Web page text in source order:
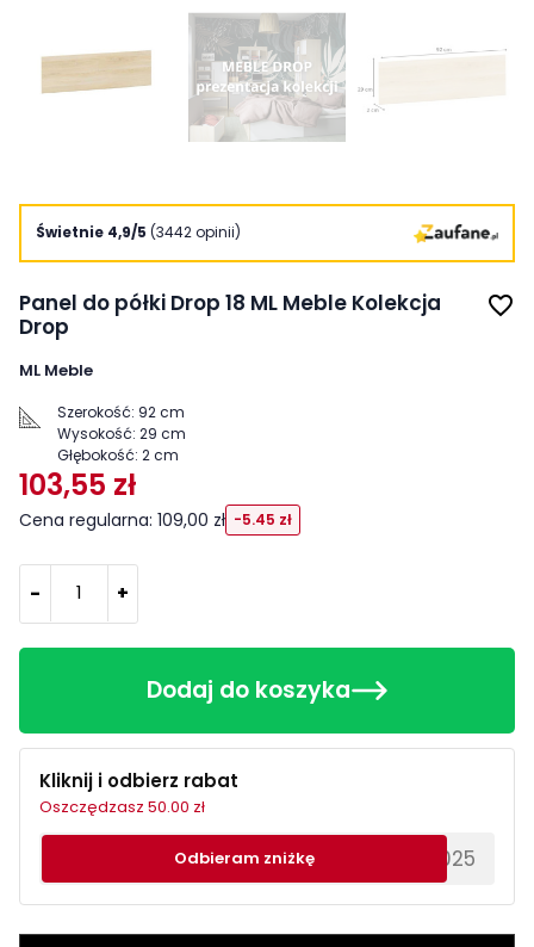
Świetnie 4,9/5 (3442 opinii)
Panel do półki Drop 18 ML Meble Kolekcja
Drop
favorite_border
ML Meble
Szerokość: 92 cm
Wysokość: 29 cm
Głębokość: 2 cm
103,55 zł
Cena regularna: 109,00 zł -5.45 zł
- +
Dodaj do koszyka
Kliknij i odbierz rabat
Oszczędzasz 50.00 zł
********EWS2025
Odbieram zniżkę